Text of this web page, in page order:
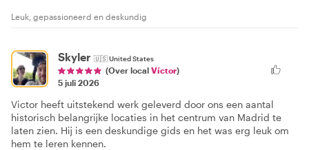
Leuk, gepassioneerd en deskundig
Skyler 🇺🇸United States
(Over local Víctor)
5 juli 2026
Victor heeft uitstekend werk geleverd door ons een aantal
historisch belangrijke locaties in het centrum van Madrid te
laten zien. Hij is een deskundige gids en het was erg leuk om
hem te leren kennen.